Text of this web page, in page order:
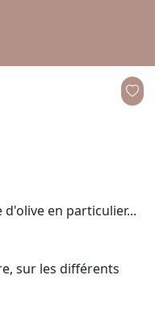
en particulier...
sur les différents